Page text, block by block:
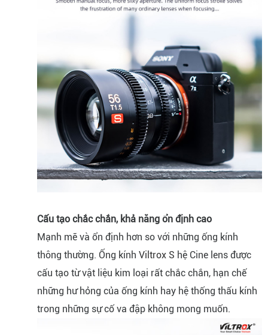
Cấu tạo chắc chắn, khả năng ổn định cao
Mạnh mẽ và ổn định hơn so với những ống kính
thông thường. Ống kính Viltrox S hệ Cine lens được
cấu tạo từ vật liệu kim loại rất chắc chắn, hạn chế
những hư hỏng của ống kính hay hệ thống thấu kính
trong những sự cố va đập không mong muốn.